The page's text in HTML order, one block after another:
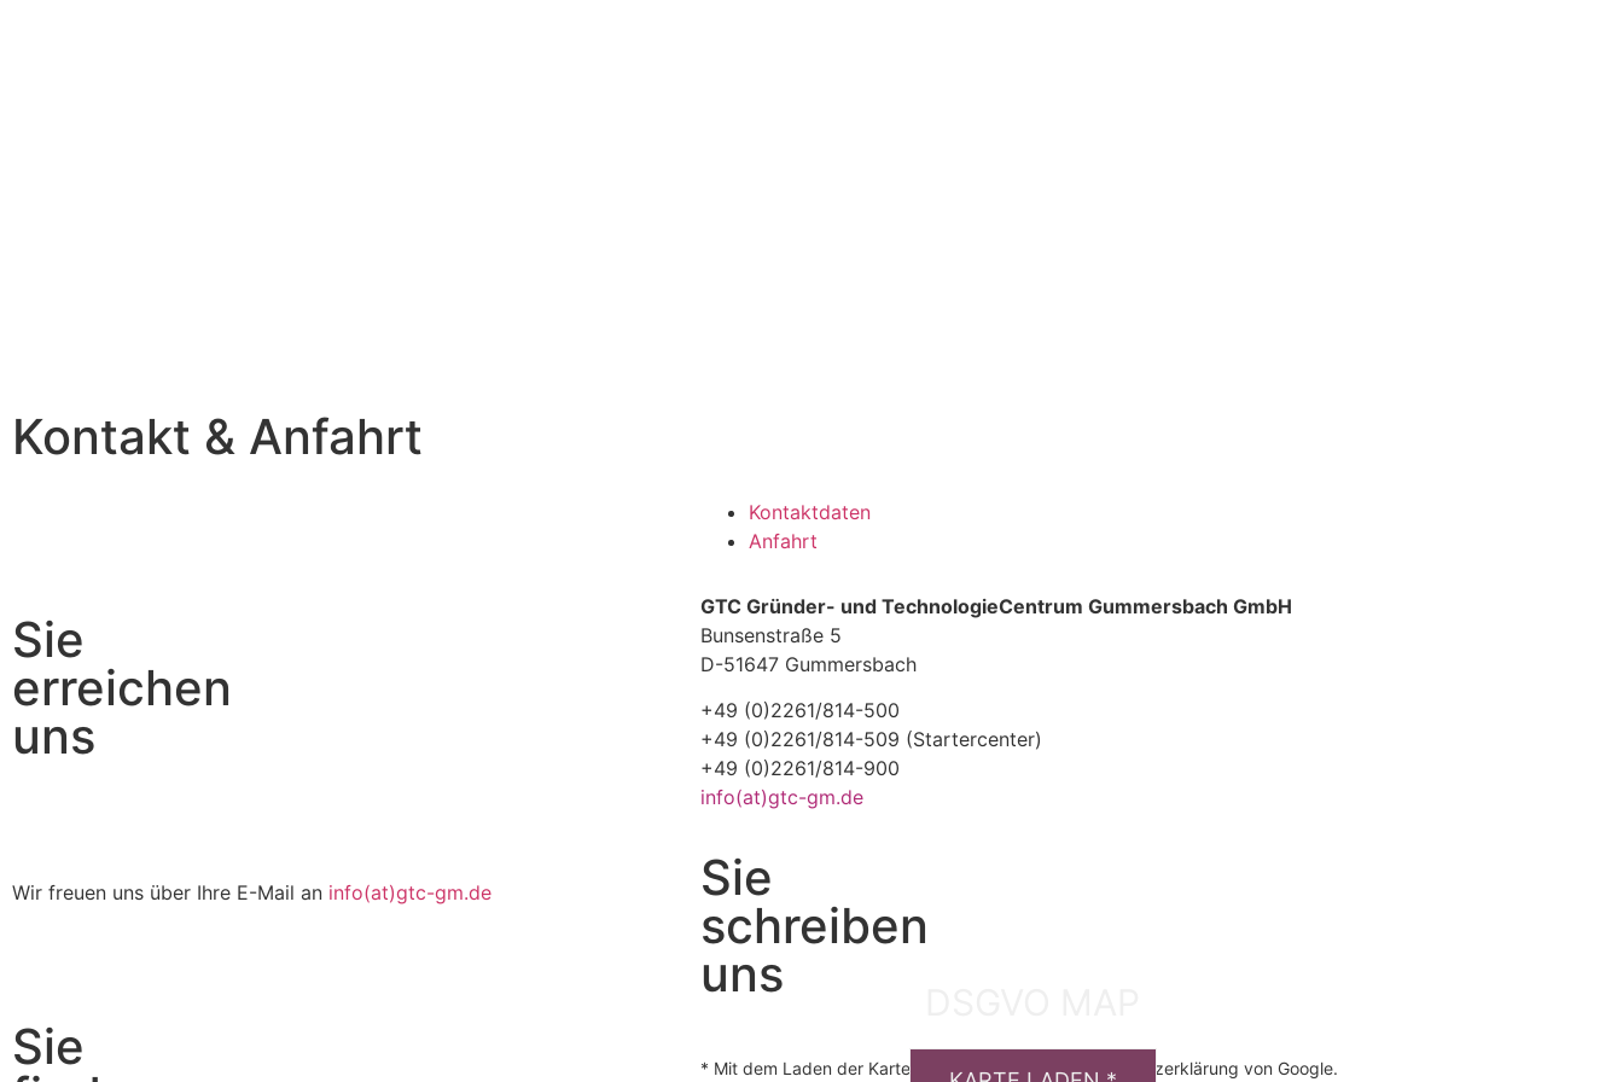
Kontakt & Anfahrt
Kontaktdaten
Anfahrt
Sie
erreichen
uns
GTC Gründer- und TechnologieCentrum Gummersbach GmbH
Bunsenstraße 5
D-51647 Gummersbach
+49 (0)2261/814-500
+49 (0)2261/814-509 (Startercenter)
+49 (0)2261/814-900
info(at)gtc-gm.de
Wir freuen uns über Ihre E-Mail an info(at)gtc-gm.de
Sie
schreiben
uns
Sie
* Mit dem Laden der Karte akzeptierst du die Datenschutzerklärung von Google.